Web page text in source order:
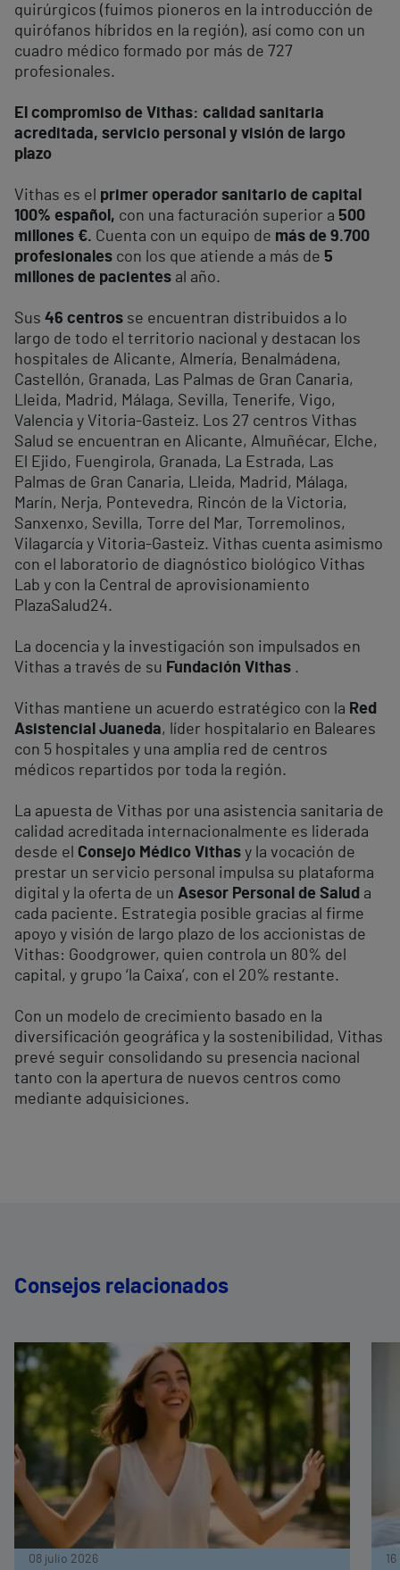
quirúrgicos (fuimos pioneros en la introducción de
quirófanos híbridos en la región), así como con un
cuadro médico formado por más de 727
profesionales.
El compromiso de Vithas: calidad sanitaria
acreditada, servicio personal y visión de largo
plazo
Vithas es el primer operador sanitario de capital
100% español, con una facturación superior a 500
millones €. Cuenta con un equipo de más de 9.700
profesionales con los que atiende a más de 5
millones de pacientes al año.
Sus 46 centros se encuentran distribuidos a lo
largo de todo el territorio nacional y destacan los
hospitales de Alicante, Almería, Benalmádena,
Castellón, Granada, Las Palmas de Gran Canaria,
Lleida, Madrid, Málaga, Sevilla, Tenerife, Vigo,
Valencia y Vitoria-Gasteiz. Los 27 centros Vithas
Salud se encuentran en Alicante, Almuñécar, Elche,
El Ejido, Fuengirola, Granada, La Estrada, Las
Palmas de Gran Canaria, Lleida, Madrid, Málaga,
Marín, Nerja, Pontevedra, Rincón de la Victoria,
Sanxenxo, Sevilla, Torre del Mar, Torremolinos,
Vilagarcía y Vitoria-Gasteiz. Vithas cuenta asimismo
con el laboratorio de diagnóstico biológico Vithas
Lab y con la Central de aprovisionamiento
PlazaSalud24.
La docencia y la investigación son impulsados en
Vithas a través de su Fundación Vithas .
Vithas mantiene un acuerdo estratégico con la Red
Asistencial Juaneda, líder hospitalario en Baleares
con 5 hospitales y una amplia red de centros
médicos repartidos por toda la región.
La apuesta de Vithas por una asistencia sanitaria de
calidad acreditada internacionalmente es liderada
desde el Consejo Médico Vithas y la vocación de
prestar un servicio personal impulsa su plataforma
digital y la oferta de un Asesor Personal de Salud a
cada paciente. Estrategia posible gracias al firme
apoyo y visión de largo plazo de los accionistas de
Vithas: Goodgrower, quien controla un 80% del
capital, y grupo ‘la Caixa’, con el 20% restante.
Con un modelo de crecimiento basado en la
diversificación geográfica y la sostenibilidad, Vithas
prevé seguir consolidando su presencia nacional
tanto con la apertura de nuevos centros como
mediante adquisiciones.
Consejos relacionados
08 julio 2026